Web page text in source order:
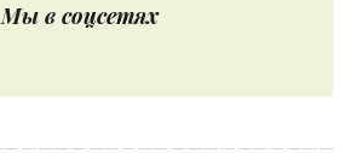
Мы в соцсетях